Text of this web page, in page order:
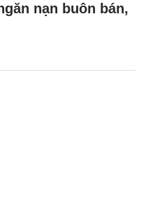
nạn buôn bán,